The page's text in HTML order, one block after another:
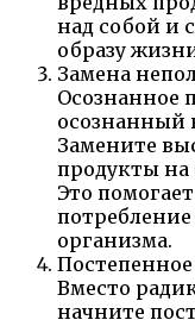
над собой и
образу
Замена
Осознанное
осознанный
Замените
продукты на
Это
организма.
Вместо
начните